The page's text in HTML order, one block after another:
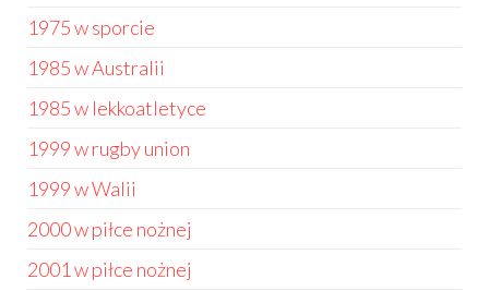
1975 w sporcie
1985 w Australii
1985 w lekkoatletyce
1999 w rugby union
1999 w Walii
2000 w piłce nożnej
2001 w piłce nożnej